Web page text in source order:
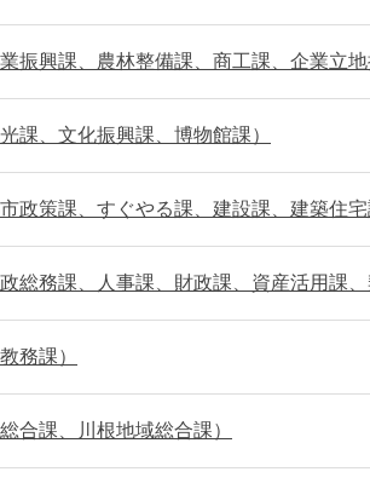
振興課、農林整備課、商工課、企業立地
課、文化振興課、博物館課）
政策課、すぐやる課、建設課、建築住宅
総務課、人事課、財政課、資産活用課、
務課）
合課、川根地域総合課）